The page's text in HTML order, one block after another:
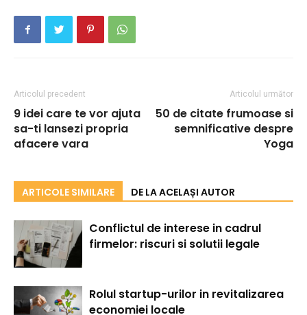
Articolul precedent
9 idei care te vor ajuta
sa-ti lansezi propria
afacere vara
Articolul următor
50 de citate frumoase si
semnificative despre
Yoga
ARTICOLE SIMILARE DE LA ACELAȘI AUTOR
Conflictul de interese in cadrul
firmelor: riscuri si solutii legale
Rolul startup-urilor in revitalizarea
economiei locale